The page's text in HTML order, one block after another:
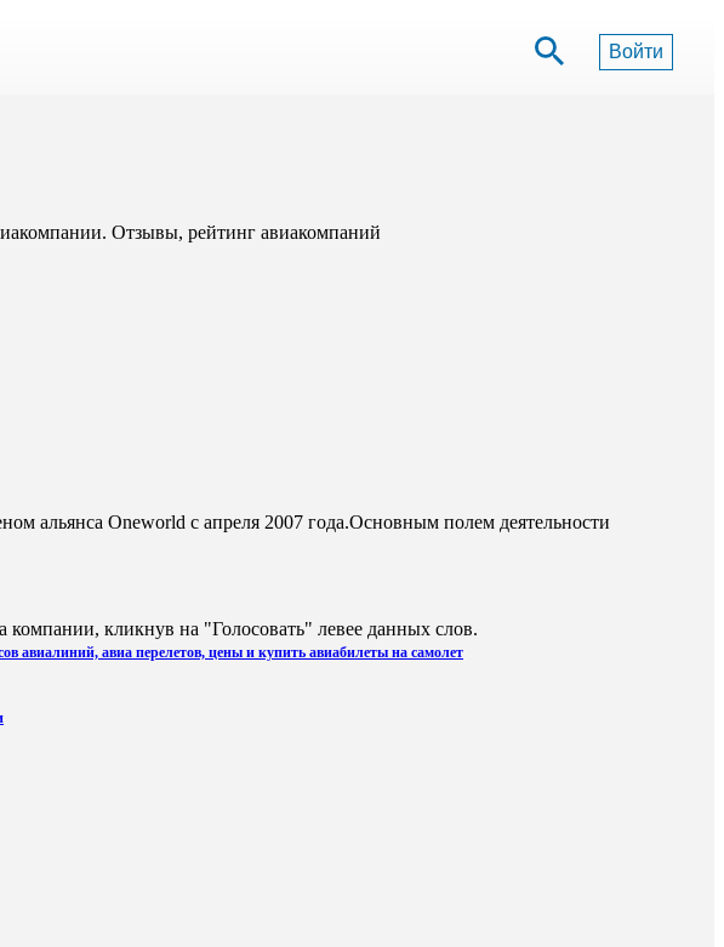
Войти
Отзывы, рейтинг авиакомпаний
альянса Oneworld с апреля 2007 года.Основным полем деятельности
кликнув на "Голосовать" левее данных слов.
авиалиний, авиа перелетов, цены и купить авиабилеты на самолет